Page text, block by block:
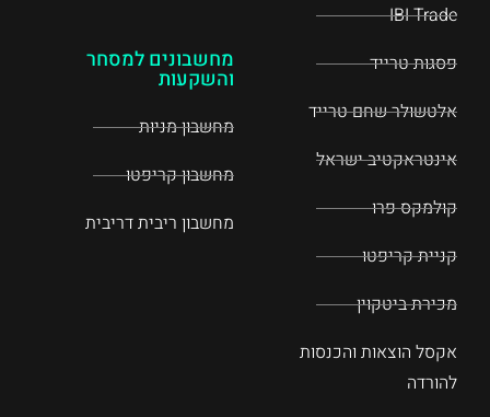
IBI Trade
פסגות טרייד
אלטשולר שחם טרייד
אינטראקטיב ישראל
קולמקס פרו
קניית קריפטו
מכירת ביטקוין
אקסל הוצאות והכנסות
להורדה
מחשבונים למסחר
והשקעות
מחשבון מניות
מחשבון קריפטו
מחשבון ריבית דריבית